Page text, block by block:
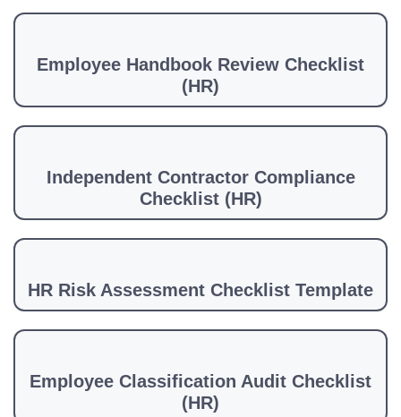
Employee Handbook Review Checklist
(HR)
Independent Contractor Compliance
Checklist (HR)
HR Risk Assessment Checklist Template
Employee Classification Audit Checklist
(HR)